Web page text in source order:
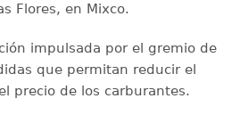
Flores, en Mixco.
impulsada por el gremio de
que permitan reducir el
precio de los carburantes.